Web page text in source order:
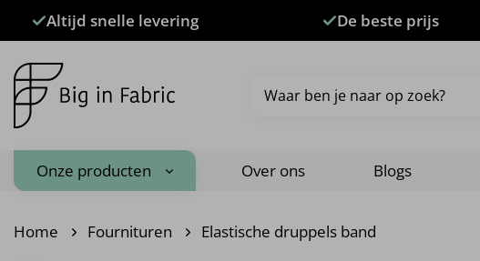
Altijd snelle levering De beste prijs
naar:
Onze producten Over ons Blogs
Home Fournituren Elastische druppels band